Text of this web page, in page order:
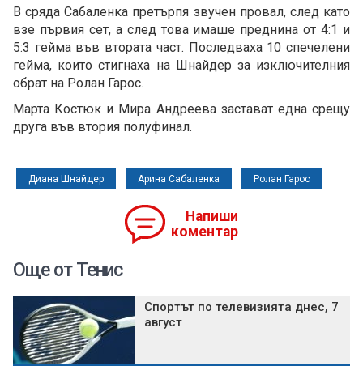
В сряда Сабаленка претърпя звучен провал, след като
взе първия сет, а след това имаше преднина от 4:1 и
5:3 гейма във втората част. Последваха 10 спечелени
гейма, които стигнаха на Шнайдер за изключителния
обрат на Ролан Гарос.
Марта Костюк и Мира Андреева застават една срещу
друга във втория полуфинал.
Диана Шнайдер Арина Сабаленка Ролан Гарос
Напиши
коментар
Още от Тенис
Спортът по телевизията днес, 7
август